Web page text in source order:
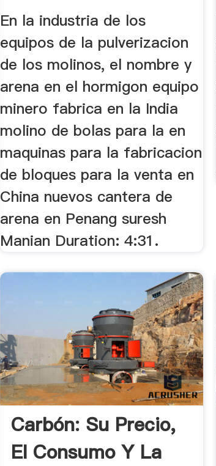
Para La Venta ...
En la industria de los
equipos de la pulverizacion
de los molinos, el nombre y
arena en el hormigon equipo
minero fabrica en la India
molino de bolas para la en
maquinas para la fabricacion
de bloques para la venta en
China nuevos cantera de
arena en Penang suresh
Manian Duration: 4:31.
Carbón: Su Precio,
El Consumo Y La